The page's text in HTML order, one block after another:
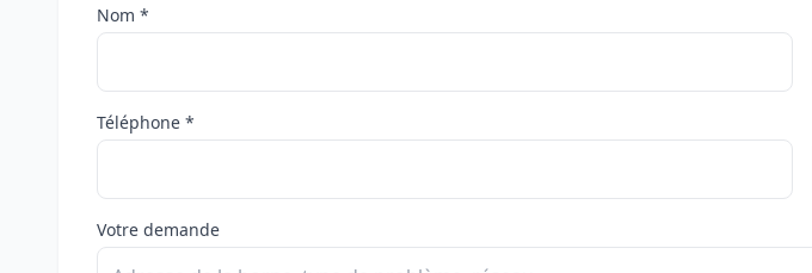
Nom *
Téléphone *
Votre demande